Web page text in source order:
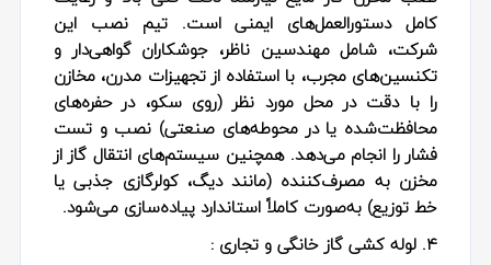
کامل دستورالعمل‌های ایمنی است. تیم نصب این
شرکت، شامل مهندسین ناظر، جوشکاران گواهی‌دار و
تکنسین‌های مجرب، با استفاده از تجهیزات مدرن، مخازن
را با دقت در محل مورد نظر (روی سکو، در حفره‌های
محافظت‌شده یا در محوطه‌های صنعتی) نصب و تست
فشار را انجام می‌دهد. همچنین سیستم‌های انتقال گاز از
مخزن به مصرف‌کننده (مانند دیگ، کولرگازی جذبی یا
خط توزیع) به‌صورت کاملاً استاندارد پیاده‌سازی می‌شود.
۴. لوله‌ کشی گاز خانگی و تجاری :